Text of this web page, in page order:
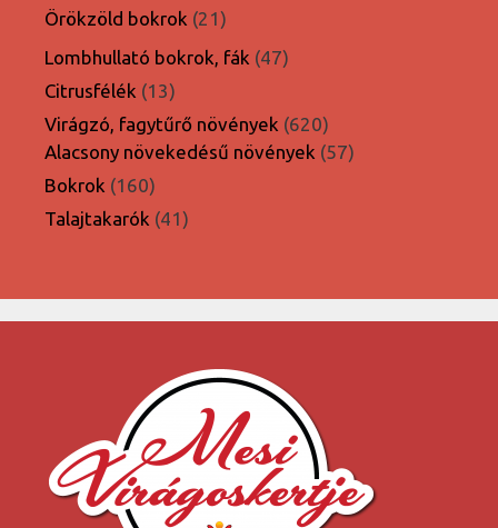
Örökzöld bokrok 2121
termék
Lombhullató bokrok, fák 4747
Citrusfélék 1313
termék
Virágzó, fagytűrő növények 620620
termék
Alacsony növekedésű növények 5757
Bokrok 160160
termék
Talajtakarók 4141